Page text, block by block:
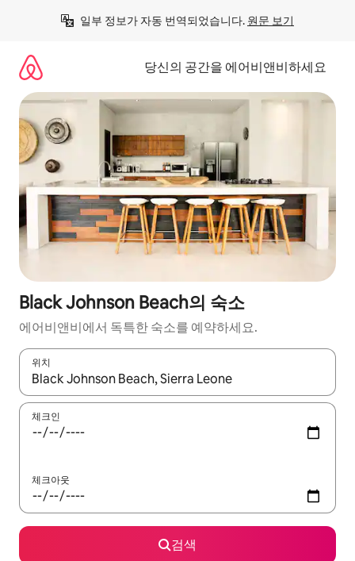
일부 정보가 자동 번역되었습니다. 원문 보기
당신의 공간을 에어비앤비하세요
Black Johnson Beach의 숙소
에어비앤비에서 독특한 숙소를 예약하세요.
위치
결과가 나오면 위·아래 화살표 키를 사용하거나 터치 또는 스와이
체크인
체크아웃
검색